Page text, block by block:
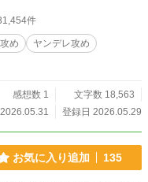
件
め
ヤンデレ攻め
感想数 1
文字数 18,563
登録日 2026.05.29
お気に入り追加 135